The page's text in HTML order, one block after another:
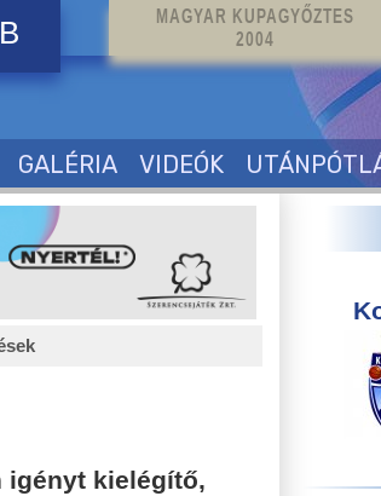
MAGYAR KUPAGYŐZTES
2004
GALÉRIA VIDEÓK
igényt kielégítő,